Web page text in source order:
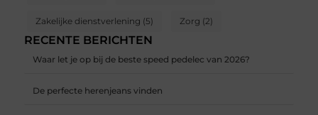
Zakelijke dienstverlening (5) Zorg (2)
RECENTE BERICHTEN
Waar let je op bij de beste speed pedelec van 2026?
De perfecte herenjeans vinden